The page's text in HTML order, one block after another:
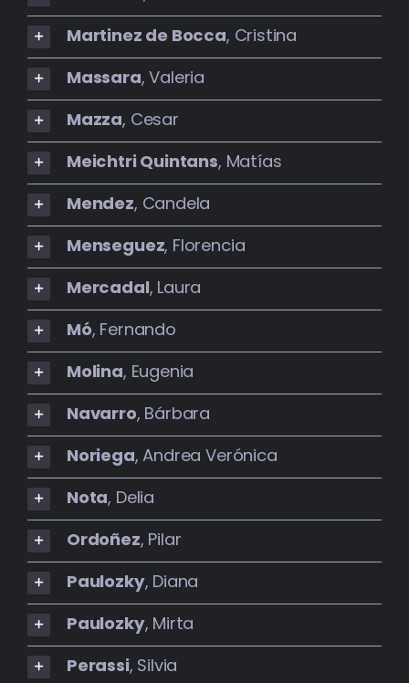
Martinez de Bocca, Cristina
Massara, Valeria
Mazza, Cesar
Meichtri Quintans, Matías
Mendez, Candela
Menseguez, Florencia
Mercadal, Laura
Mó, Fernando
Molina, Eugenia
Navarro, Bárbara
Noriega, Andrea Verónica
Nota, Delia
Ordoñez, Pilar
Paulozky, Diana
Paulozky, Mirta
Perassi, Silvia